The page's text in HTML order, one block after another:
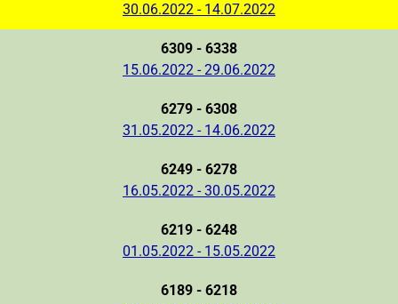
30.06.2022 - 14.07.2022
6309 - 6338
15.06.2022 - 29.06.2022
6279 - 6308
31.05.2022 - 14.06.2022
6249 - 6278
16.05.2022 - 30.05.2022
6219 - 6248
01.05.2022 - 15.05.2022
6189 - 6218